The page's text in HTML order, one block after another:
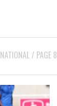
NATIONAL / PAGE 8